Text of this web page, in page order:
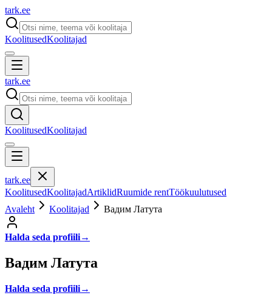
tark.ee
KoolitusedKoolitajad
tark.ee
KoolitusedKoolitajad
tark.ee
KoolitusedKoolitajadArtiklidRuumide rentTöökuulutused
Avaleht
Koolitajad Вадим Латута
Halda seda profiili→
Вадим Латута
Halda seda profiili→